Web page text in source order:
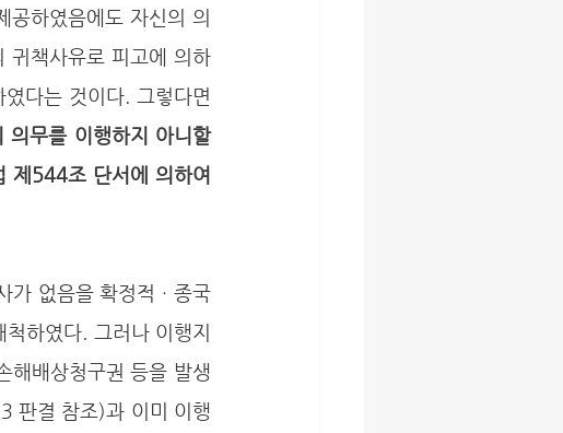
귀책사유로 피고에 의하
다는 것이다. 그렇다면
무를 이행하지 아니할
제544조 단서에 의하여
하였다. 그러나 이행지
해배상청구권 등을 발생
판결 참조)과 이미 이행